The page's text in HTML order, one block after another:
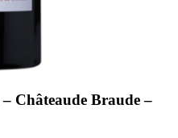
Châteaude Braude –